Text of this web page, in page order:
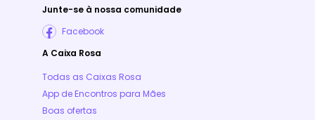
Junte-se à nossa comunidade
Facebook
A Caixa Rosa
Todas as Caixas Rosa
App de Encontros para Mães
Boas ofertas